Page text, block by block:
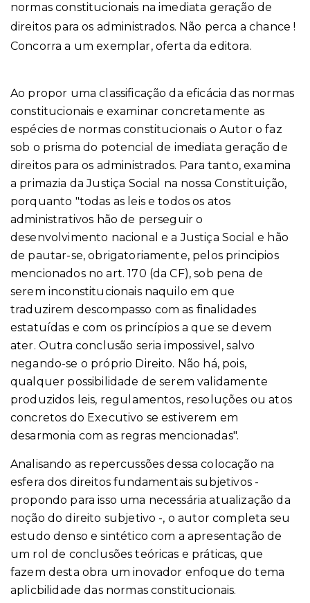
normas constitucionais na imediata geração de
direitos para os administrados. Não perca a chance !
Concorra a um exemplar, oferta da editora.
Ao propor uma classificação da eficácia das normas
constitucionais e examinar concretamente as
espécies de normas constitucionais o Autor o faz
sob o prisma do potencial de imediata geração de
direitos para os administrados. Para tanto, examina
a primazia da Justiça Social na nossa Constituição,
porquanto "todas as leis e todos os atos
administrativos hão de perseguir o
desenvolvimento nacional e a Justiça Social e hão
de pautar-se, obrigatoriamente, pelos principios
mencionados no art. 170 (da CF), sob pena de
serem inconstitucionais naquilo em que
traduzirem descompasso com as finalidades
estatuídas e com os princípios a que se devem
ater. Outra conclusão seria impossivel, salvo
negando-se o próprio Direito. Não há, pois,
qualquer possibilidade de serem validamente
produzidos leis, regulamentos, resoluções ou atos
concretos do Executivo se estiverem em
desarmonia com as regras mencionadas".
Analisando as repercussões dessa colocação na
esfera dos direitos fundamentais subjetivos -
propondo para isso uma necessária atualização da
noção do direito subjetivo -, o autor completa seu
estudo denso e sintético com a apresentação de
um rol de conclusões teóricas e práticas, que
fazem desta obra um inovador enfoque do tema
aplicbilidade das normas constitucionais.